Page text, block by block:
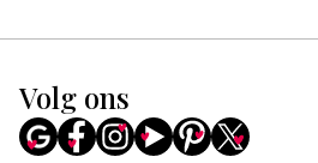
Volg ons